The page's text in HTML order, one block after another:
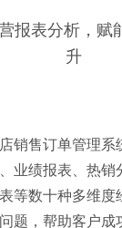
报表分析，赋
升
销售订单管理系
业绩报表、热销
等数十种多维度
题，帮助客户成